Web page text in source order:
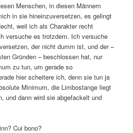
Menschen, in diesen Männern
in sie hineinzuversetzen, es gelingt
weil ich als Charakter recht
versuche es trotzdem. Ich versuche
der nicht dumm ist, und der –
Gründen – beschlossen hat, nur
zu tun, um gerade so
hier scheitere ich, denn sie tun ja
Minimum, die Limbostange liegt
und dann wird sie abgefackelt und
Cui bono?